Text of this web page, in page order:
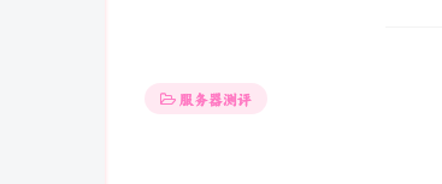
服务器测评